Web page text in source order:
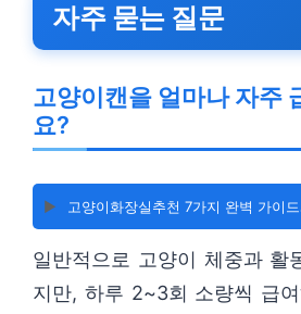
자주 묻는 질문
고양이캔을 얼마나 자주
요?
▶️ 고양이화장실추천 7가지 완벽 가이
일반적으로 고양이 체중과 활
지만, 하루 2~3회 소량씩 급